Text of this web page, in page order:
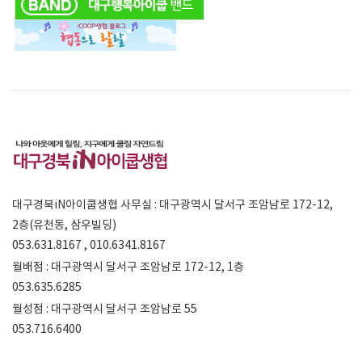
대구경북iN아이쿱생협 사무실 : 대구광역시 달서구 조암남로 172-12,
2층(유천동, 삼우빌딩)
053.631.8167 , 010.6341.8167
월배점 : 대구광역시 달서구 조암남로 172-12, 1층
053.635.6285
월성점 : 대구광역시 달서구 조암남로 55
053.716.6400